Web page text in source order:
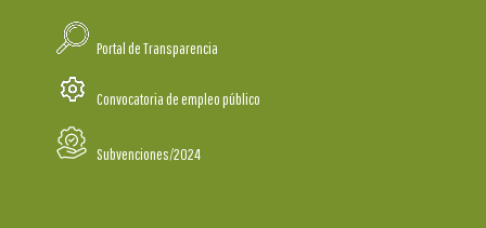
Portal de Transparencia
Convocatoria de empleo público
Subvenciones/2024